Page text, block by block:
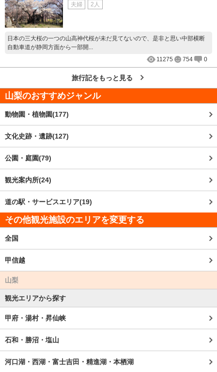
夫婦 2人
日本の三大桜の一つの山高神代桜が未だ見てないので、是非と思い中部横断
自動車道が静岡方面から一部開...
11275
754 0
旅行記をもっと見る
山梨のおすすめジャンル
動物園・植物園(177)
文化史跡・遺跡(127)
公園・庭園(79)
観光案内所(24)
道の駅・サービスエリア(19)
その他観光施設のエリアを変更する
全国
甲信越
山梨
観光エリアから探す
甲府・湯村・昇仙峡
石和・勝沼・塩山
河口湖・西湖・富士吉田・精進湖・本栖湖